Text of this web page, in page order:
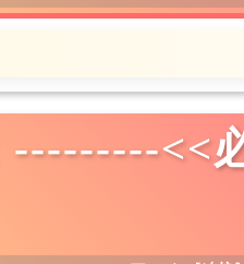
---------<<